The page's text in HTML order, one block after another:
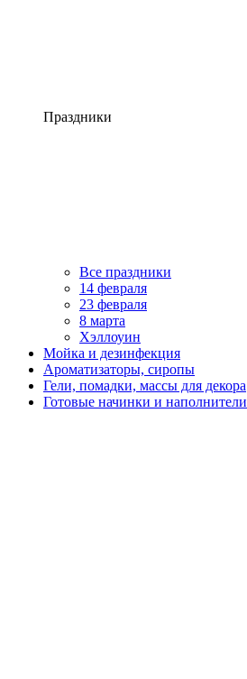
Праздники
Все праздники
14 февраля
23 февраля
8 марта
Хэллоуин
Мойка и дезинфекция
Ароматизаторы, сиропы
Гели, помадки, массы для декора
Готовые начинки и наполнители